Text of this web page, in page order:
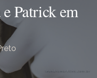
Patrick em